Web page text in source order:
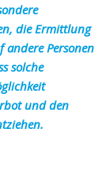
die Ermittlung
andere Personen
solche
und den